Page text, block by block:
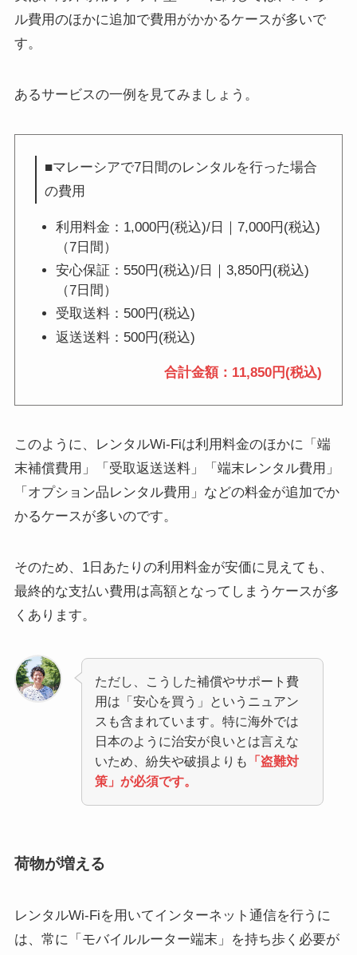
ル費用のほかに追加で費用がかかるケースが多いで
す。
あるサービスの一例を見てみましょう。
■マレーシアで7日間のレンタルを行った場合
の費用
利用料金：1,000円(税込)/日｜7,000円(税込)
（7日間）
安心保証：550円(税込)/日｜3,850円(税込)
（7日間）
受取送料：500円(税込)
返送送料：500円(税込)
合計金額：11,850円(税込)
このように、レンタルWi-Fiは利用料金のほかに「端
末補償費用」「受取返送送料」「端末レンタル費用」
「オプション品レンタル費用」などの料金が追加でか
かるケースが多いのです。
そのため、1日あたりの利用料金が安価に見えても、
最終的な支払い費用は高額となってしまうケースが多
くあります。
ただし、こうした補償やサポート費
用は「安心を買う」というニュアン
スも含まれています。特に海外では
日本のように治安が良いとは言えな
いため、紛失や破損よりも
「盗難対
策」が必須です。
荷物が増える
レンタルWi-Fiを用いてインターネット通信を行うに
は、常に「モバイルルーター端末」を持ち歩く必要が